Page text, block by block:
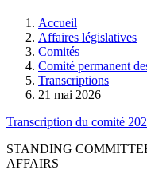
législative.
Accueil
Affaires législatives
Comités
Comité permanent
Transcriptions
21 mai 2026
Transcription du comité
STANDING
AFFAIRS